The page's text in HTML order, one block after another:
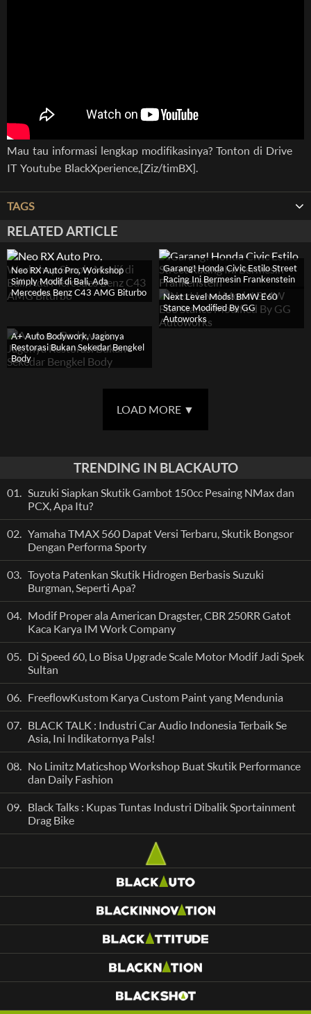
Mau tau informasi lengkap modifikasinya? Tonton di Drive
IT Youtube BlackXperience,[Ziz/timBX].
TAGS
RELATED ARTICLE
Neo RX Auto Pro, Workshop
Simply Modif di Bali, Ada
Mercedes Benz C43 AMG Biturbo
Garang! Honda Civic Estilo Street
Racing Ini Bermesin Frankenstein
Next Level Mods! BMW E60
Stance Modified By GG
Autoworks
A+ Auto Bodywork, Jagonya
Restorasi Bukan Sekedar Bengkel
Body
LOAD MORE ▼
TRENDING IN BLACKAUTO
01. Suzuki Siapkan Skutik Gambot 150cc Pesaing NMax dan
PCX, Apa Itu?
02. Yamaha TMAX 560 Dapat Versi Terbaru, Skutik Bongsor
Dengan Performa Sporty
03. Toyota Patenkan Skutik Hidrogen Berbasis Suzuki
Burgman, Seperti Apa?
04. Modif Proper ala American Dragster, CBR 250RR Gatot
Kaca Karya IM Work Company
05. Di Speed 60, Lo Bisa Upgrade Scale Motor Modif Jadi Spek
Sultan
06. FreeflowKustom Karya Custom Paint yang Mendunia
07. BLACK TALK : Industri Car Audio Indonesia Terbaik Se
Asia, Ini Indikatornya Pals!
08. No Limitz Maticshop Workshop Buat Skutik Performance
dan Daily Fashion
09. Black Talks : Kupas Tuntas Industri Dibalik Sportainment
Drag Bike